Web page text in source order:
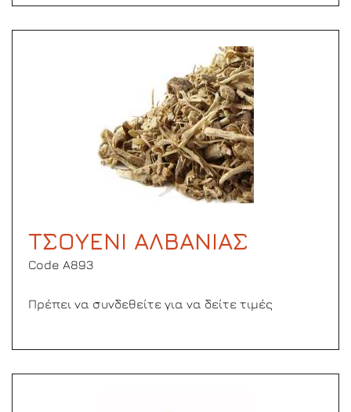
ΤΣΟΥΕΝΙ ΑΛΒΑΝΙΑΣ
Code Α893
Πρέπει να συνδεθείτε για να δείτε τιμές